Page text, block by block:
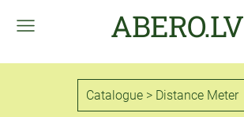
ABERO.LV
Catalogue > Distance Meter